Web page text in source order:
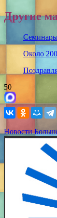
Другие
Около
50
Новости